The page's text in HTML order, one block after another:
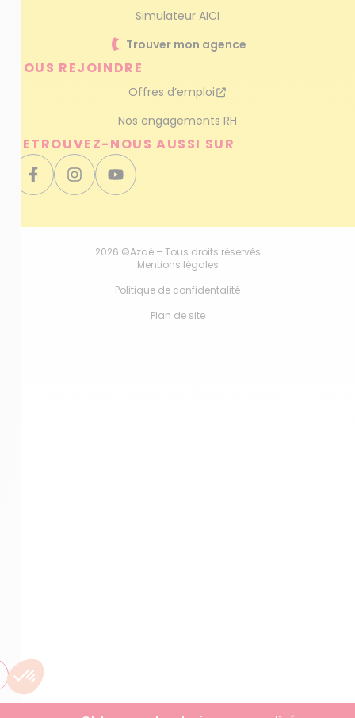
Simulateur AICI
Trouver mon agence
NOUS REJOINDRE
Offres d’emploi
Nos engagements RH
RETROUVEZ-NOUS AUSSI SUR
2026 ©Azaé – Tous droits réservés
Mentions légales
Politique de confidentalité
Plan de site